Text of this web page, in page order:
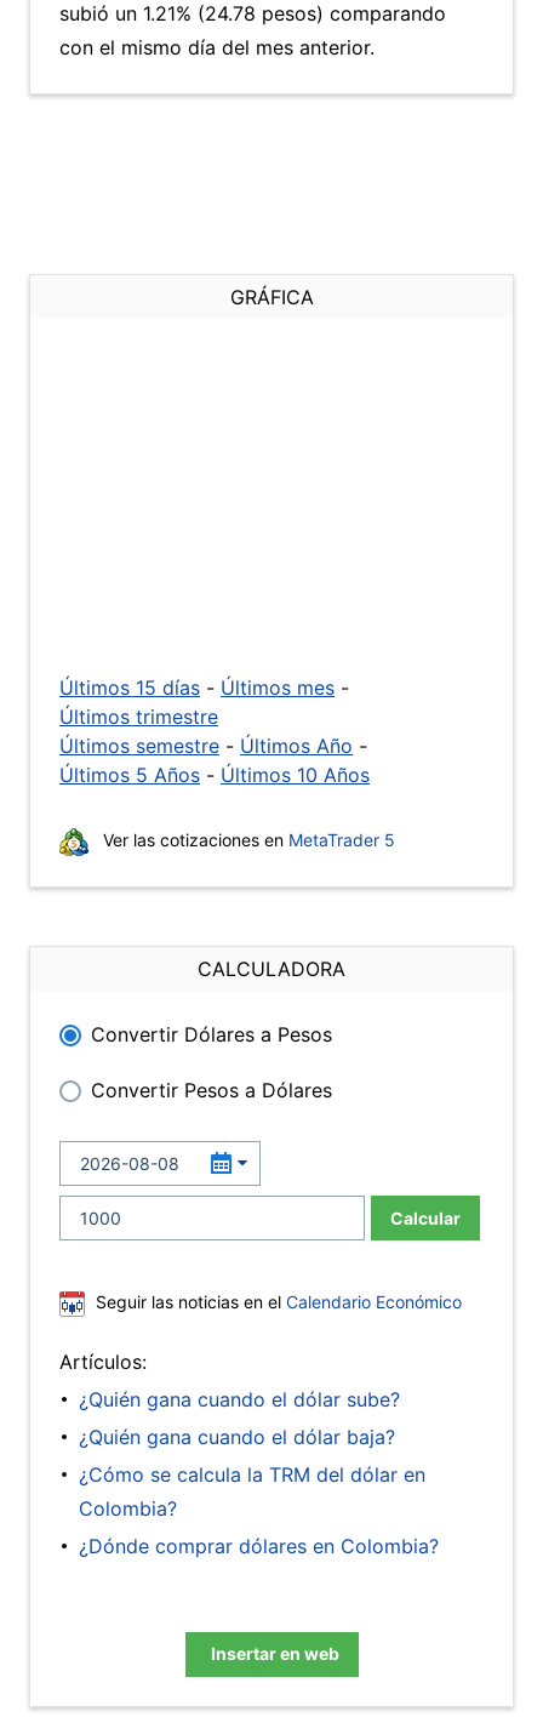
subió un 1.21% (24.78 pesos) comparando
con el mismo día del mes anterior.
GRÁFICA
Últimos 15 días - Últimos mes -
Últimos trimestre
Últimos semestre - Últimos Año -
Últimos 5 Años - Últimos 10 Años
Ver las cotizaciones en MetaTrader 5
CALCULADORA
Convertir Dólares a Pesos
Convertir Pesos a Dólares
Calcular
Seguir las noticias en el Calendario Económico
Artículos:
¿Quién gana cuando el dólar sube?
¿Quién gana cuando el dólar baja?
¿Cómo se calcula la TRM del dólar en
Colombia?
¿Dónde comprar dólares en Colombia?
Insertar en web